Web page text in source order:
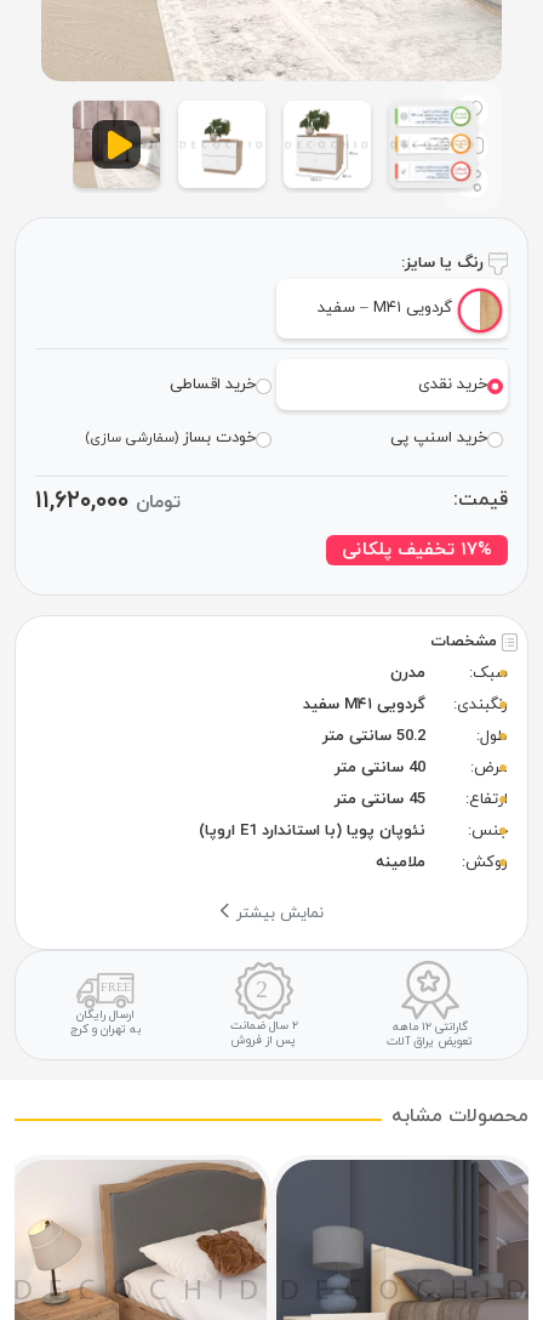
مشخصات
سبک:
مدرن
رنگبندی:
گردویی M۴۱ سفید
طول:
50.2 سانتی متر
عرض:
40 سانتی متر
ارتفاع:
45 سانتی متر
جنس:
نئوپان پویا (با استاندارد E1 اروپا)
روکش:
ملامینه
نمایش بیشتر
گارانتی ۱۲ ماهه
تعویض یراق آلات
۲ سال ضمانت
پس از فروش
ارسال رایگان
به تهران و کرج
رنگ یا سایز:
گردویی M۴۱ – سفید
خرید نقدی خرید اقساطی
خرید اسنپ پی خودت بساز(سفارشی سازی)
قیمت: تومان ۱۱,۶۲۰,۰۰۰
۱۷% تخفیف پلکانی
محصولات مشابه